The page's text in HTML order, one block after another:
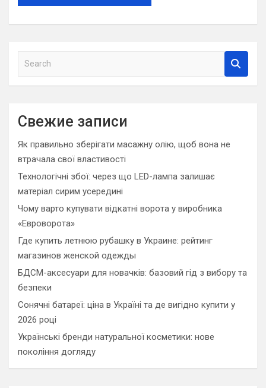
a
c
Свежие записи
Як правильно зберігати масажну олію, щоб вона не
втрачала свої властивості
Технологічні збої: через що LED-лампа залишає
матеріал сирим усередині
Чому варто купувати відкатні ворота у виробника
«Евроворота»
Где купить летнюю рубашку в Украине: рейтинг
магазинов женской одежды
БДСМ-аксесуари для новачків: базовий гід з вибору та
безпеки
Сонячні батареї: ціна в Україні та де вигідно купити у
2026 році
Українські бренди натуральної косметики: нове
покоління догляду